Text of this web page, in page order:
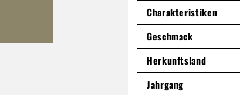
Charakteristiken
Geschmack
Herkunftsland
Jahrgang